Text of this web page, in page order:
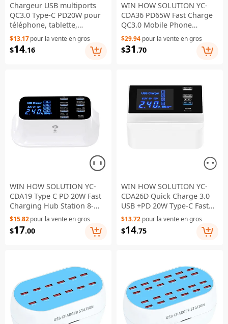
Chargeur USB multiports
QC3.0 Type-C PD20W pour
téléphone, tablette,
écouteurs Bluetooth,
adaptateur d'alimentation à
chargement rapide - Prise
$13.17pour la vente en gros
$14.16
WIN HOW SOLUTION YC-
CDA36 PD65W Fast Charge
QC3.0 Mobile Phone
Laptop Charger Dock
Wireless Charger with
Night Light (CE Certificated)
$29.94 pour la vente en gros
$31 .70
WIN HOW SOLUTION YC-
CDA19 Type C PD 20W Fast
Charging Hub Station 8-
Port USB Charger for
iPhone 12 11 X XR XS Max
[CE Certificated] - US Plug
$15.82pour la vente en gros
$17.00
WIN HOW SOLUTION YC-
CDA26D Quick Charge 3.0
USB +PD 20W Type-C Fast
Charging Station 4-Port
Charger [CE Certificated] -
EU Plug
$13.72 pour la vente en gros
$14.75